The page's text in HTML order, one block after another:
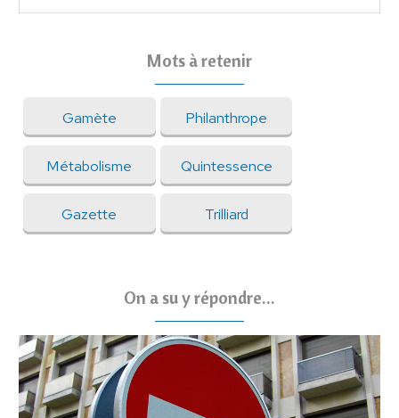
Mots à retenir
Gamète Philanthrope
Métabolisme Quintessence
Gazette Trilliard
On a su y répondre...